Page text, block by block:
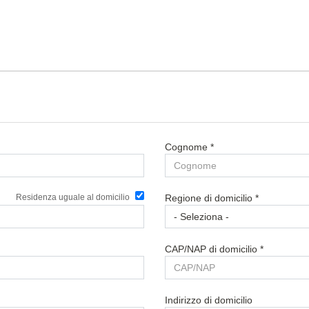
Cognome *
Residenza uguale al domicilio Regione di domicilio *
CAP/NAP di domicilio *
Indirizzo di domicilio